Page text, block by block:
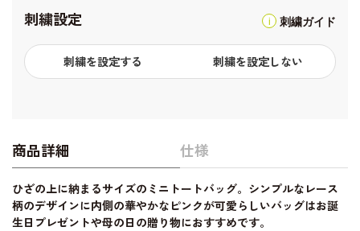
刺繍設定 刺繍ガイド
刺繍を設定する 刺繍を設定しない
商品詳細 仕様
ひざの上に納まるサイズのミニトートバッグ。シンプルなレース
柄のデザインに内側の華やかなピンクが可愛らしいバッグはお誕
生日プレゼントや母の日の贈り物におすすめです。